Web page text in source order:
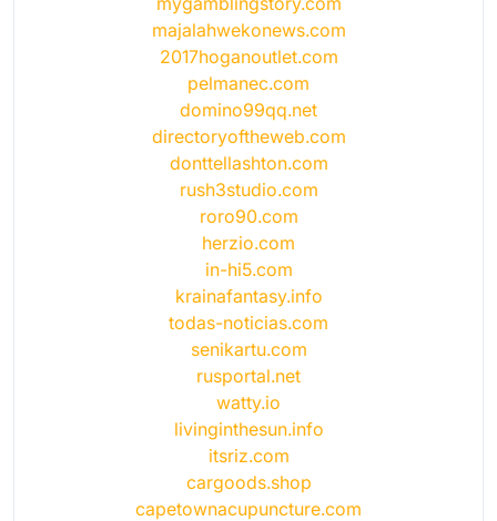
majalahwekonews.com
2017hoganoutlet.com
pelmanec.com
domino99qq.net
directoryoftheweb.com
donttellashton.com
rush3studio.com
roro90.com
herzio.com
in-hi5.com
krainafantasy.info
todas-noticias.com
senikartu.com
rusportal.net
watty.io
livinginthesun.info
itsriz.com
cargoods.shop
capetownacupuncture.com